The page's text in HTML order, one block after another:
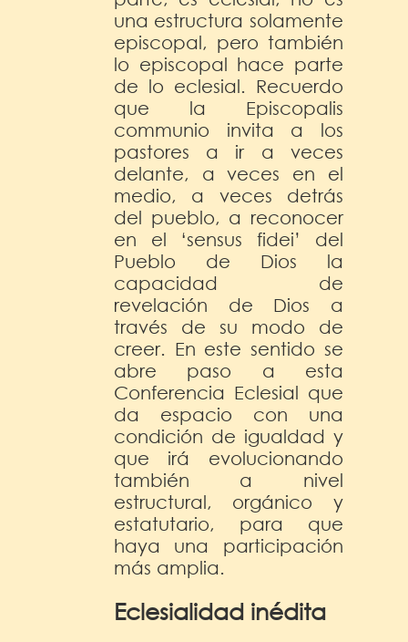
una estructura solamente
episcopal, pero también
lo episcopal hace parte
de lo eclesial. Recuerdo
que la Episcopalis
communio invita a los
pastores a ir a veces
delante, a veces en el
medio, a veces detrás
del pueblo, a reconocer
en el ‘sensus fidei’ del
Pueblo de Dios la
capacidad de
revelación de Dios a
través de su modo de
creer. En este sentido se
abre paso a esta
Conferencia Eclesial que
da espacio con una
condición de igualdad y
que irá evolucionando
también a nivel
estructural, orgánico y
estatutario, para que
haya una participación
más amplia.
Eclesialidad inédita